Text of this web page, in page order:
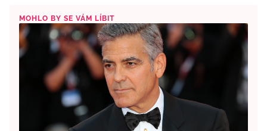
MOHLO BY SE VÁM LÍBIT